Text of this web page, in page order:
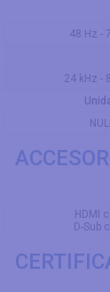
48 Hz -
24 kHz -
NULL
HDMI
D-Sub